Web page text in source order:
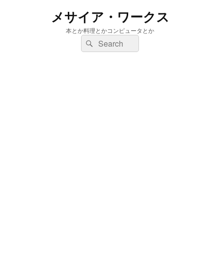
メサイア・ワークス
本とか料理とかコンピュータとか
検
索:
検
索